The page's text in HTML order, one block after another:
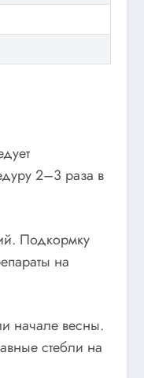
2–3 раза в
Подкормку
на
начале весны.
стебли на